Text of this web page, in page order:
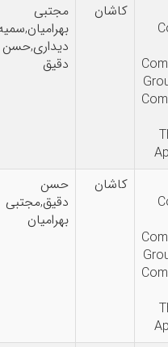
کاشان
مجتبی
بهرامیان,سمیه
دیداری,حسن
کاشان
حسن
دقیق,مجتبی
بهرامیان